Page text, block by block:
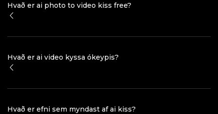
Hvað er ai photo to video kiss free?
Hvað er ai video kyssa ókeypis?
Hvað er efni sem myndast af ai kiss?